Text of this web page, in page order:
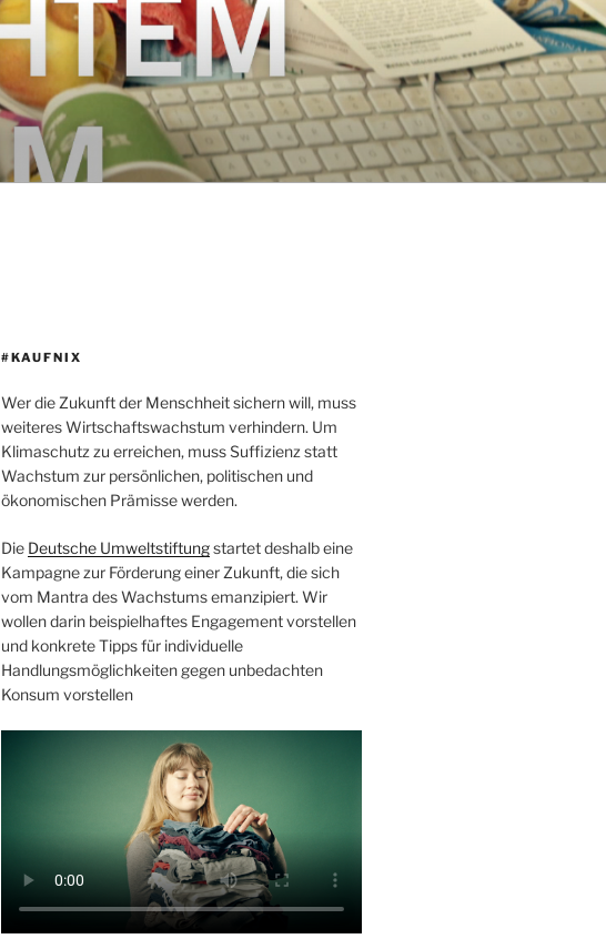
#KAUFNIX
Wer die Zukunft der Menschheit sichern will, muss
weiteres Wirtschaftswachstum verhindern. Um
Klimaschutz zu erreichen, muss Suffizienz statt
Wachstum zur persönlichen, politischen und
ökonomischen Prämisse werden.
Die Deutsche Umweltstiftungstartet deshalb eine
Kampagne zur Förderung einer Zukunft, die sich
vom Mantra des Wachstums emanzipiert. Wir
wollen darin beispielhaftes Engagement vorstellen
und konkrete Tipps für individuelle
Handlungsmöglichkeiten gegen unbedachten
Konsum vorstellen